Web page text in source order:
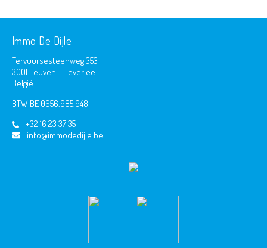
Immo De Dijle
Tervuursesteenweg 353
3001 Leuven - Heverlee
België
BTW BE 0656.985.948
+32 16 23 37 35
info@immodedijle.be